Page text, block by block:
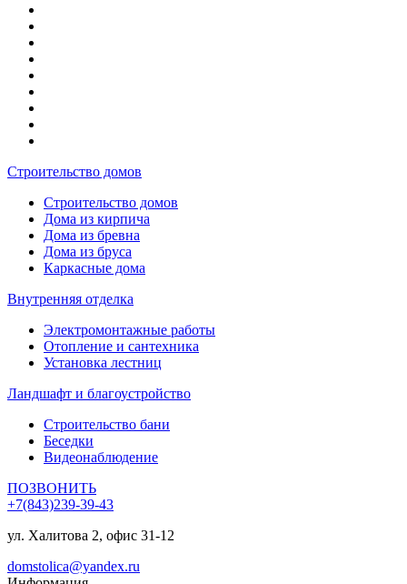
Строительство домов
Строительство домов
Дома из кирпича
Дома из бревна
Дома из бруса
Каркасные дома
Внутренняя отделка
Электромонтажные работы
Отопление и сантехника
Установка лестниц
Ландшафт и благоустройство
Строительство бани
Беседки
Видеонаблюдение
ПОЗВОНИТЬ
+7(843)239-39-43
ул. Халитова 2, офис 31-12
domstolica@yandex.ru